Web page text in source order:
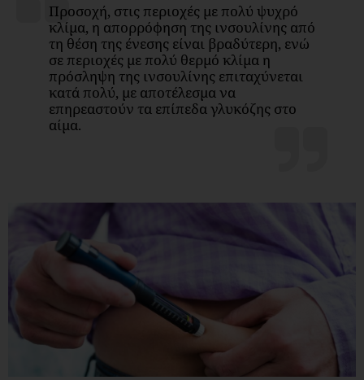
Προσοχή, στις περιοχές με πολύ ψυχρό
κλίμα, η απορρόφηση της ινσουλίνης από
τη θέση της ένεσης είναι βραδύτερη, ενώ
σε περιοχές με πολύ θερμό κλίμα η
πρόσληψη της ινσουλίνης επιταχύνεται
κατά πολύ, με αποτέλεσμα να
επηρεαστούν τα επίπεδα γλυκόζης στο
αίμα.